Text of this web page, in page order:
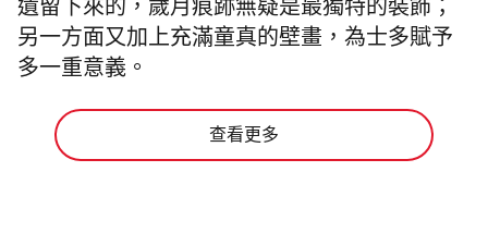
遺留下來的，歲月痕跡無疑是最獨特的裝飾；
另一方面又加上充滿童真的壁畫，為士多賦予
多一重意義。
查看更多